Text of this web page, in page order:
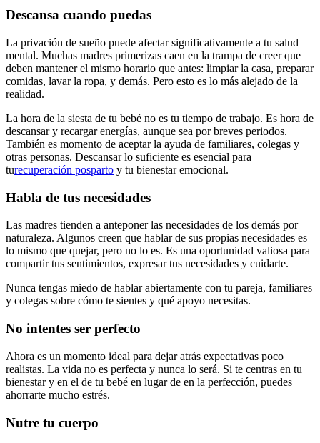
Descansa cuando puedas
La privación de sueño puede afectar significativamente a tu salud
mental. Muchas madres primerizas caen en la trampa de creer que
deben mantener el mismo horario que antes: limpiar la casa, preparar
comidas, lavar la ropa, y demás. Pero esto es lo más alejado de la
realidad.
La hora de la siesta de tu bebé no es tu tiempo de trabajo. Es hora de
descansar y recargar energías, aunque sea por breves periodos.
También es momento de aceptar la ayuda de familiares, colegas y
otras personas. Descansar lo suficiente es esencial para
turecuperación posparto y tu bienestar emocional.
Habla de tus necesidades
Las madres tienden a anteponer las necesidades de los demás por
naturaleza. Algunos creen que hablar de sus propias necesidades es
lo mismo que quejar, pero no lo es. Es una oportunidad valiosa para
compartir tus sentimientos, expresar tus necesidades y cuidarte.
Nunca tengas miedo de hablar abiertamente con tu pareja, familiares
y colegas sobre cómo te sientes y qué apoyo necesitas.
No intentes ser perfecto
Ahora es un momento ideal para dejar atrás expectativas poco
realistas. La vida no es perfecta y nunca lo será. Si te centras en tu
bienestar y en el de tu bebé en lugar de en la perfección, puedes
ahorrarte mucho estrés.
Nutre tu cuerpo